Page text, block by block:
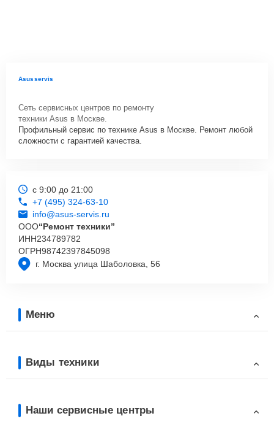
Asusservis
Сеть сервисных центров по ремонту
техники Asus в Москве.
Профильный сервис по технике Asus в Москве. Ремонт любой
сложности с гарантией качества.
г. Москва улица Шаболовка, 56
с 9:00 до 21:00
+7 (495) 324-63-10
info@asus-servis.ru
ООО“Ремонт техники”
ИНН234789782
ОГРН98742397845098
Меню
Виды техники
Наши сервисные центры